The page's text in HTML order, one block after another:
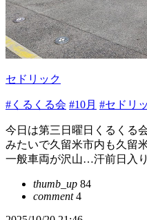
セドリック
#くるくる会 #10月 #セドリ
今日は第三日曜日くるくる
みたいで久留米市内も久留
一般車両が沢山…汗前日入
thumb_up 84
comment4